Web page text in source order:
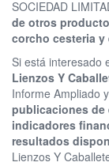
SOCIEDAD
de otros
corcho cesteria y
Si está interesado
Lienzos Y
Informe Ampliado y
publicaciones de
indicadores
resultados
Lienzos Y